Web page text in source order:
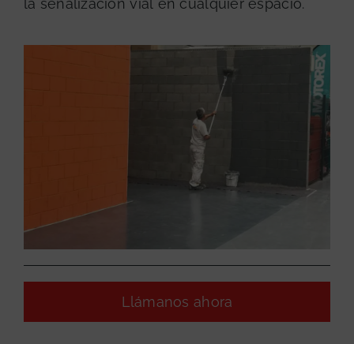
la señalización vial en cualquier espacio.
Llámanos ahora